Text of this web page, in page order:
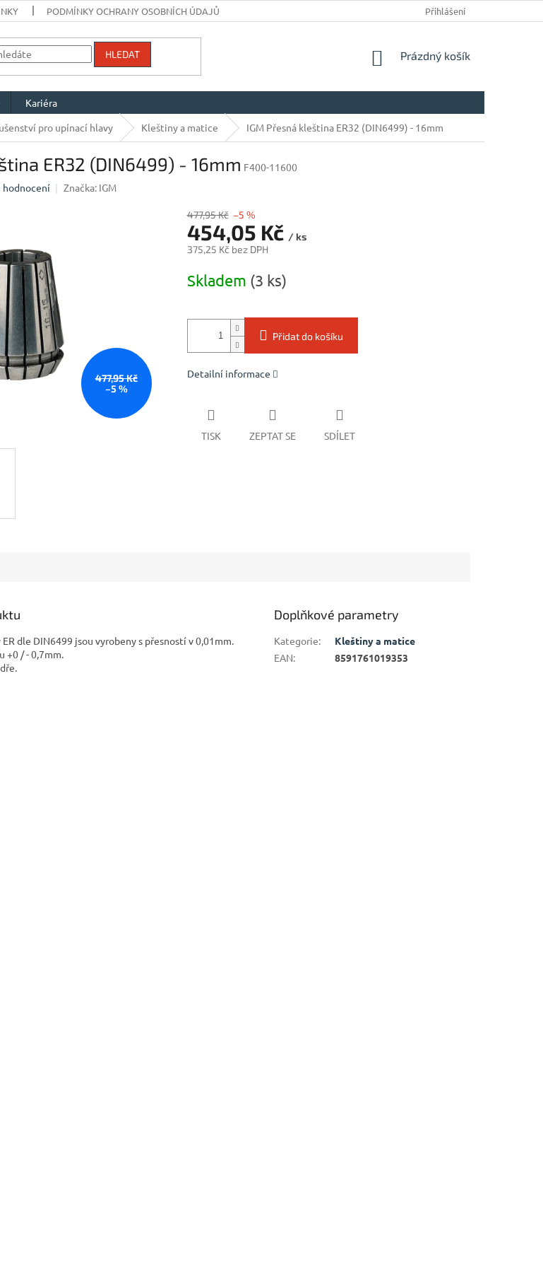
PODMÍNKY OCHRANY OSOBNÍCH ÚDAJŮ Přihlášení
HLEDAT
NÁKUPNÍ
Prázdný košík
Kariéra
pro upínací hlavy Kleštiny a matice IGM Přesná kleština ER32 (DIN6499) - 16mm
ER32 (DIN6499) - 16mm F400-11600
hodnocení Značka: IGM
477,95 Kč
–5 %
477,95 Kč –5 %
454,05 Kč / ks
375,25 Kč bez DPH
cena:
Skladem (3 ks)
Přidat do košíku
Detailní informace
TISK ZEPTAT SE SDÍLET
dle DIN6499 jsou vyrobeny s přesností v 0,01mm.
/ - 0,7mm.
Doplňkové parametry
Kategorie:
Kleštiny a matice
EAN: 8591761019353